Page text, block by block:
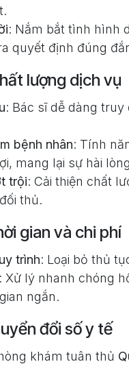
: Nắm bắt tình hình
quyết định đúng
lượng dịch vụ
: Bác sĩ dễ dàng
bệnh nhân: Tính
mang lại sự hài
trội: Cải thiện chất
thủ.
gian và chi phí
trình: Loại bỏ thủ
: Xử lý nhanh chóng
ngắn.
đổi số y tế
khám tuân thủ